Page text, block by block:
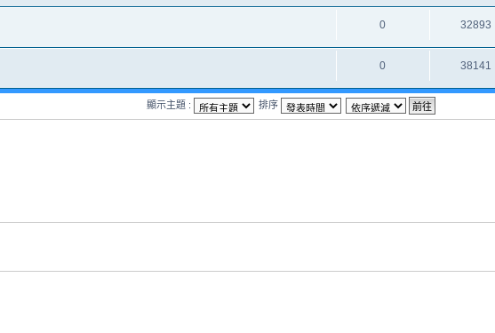
0 32893
0 38141
顯示主題 : 排序